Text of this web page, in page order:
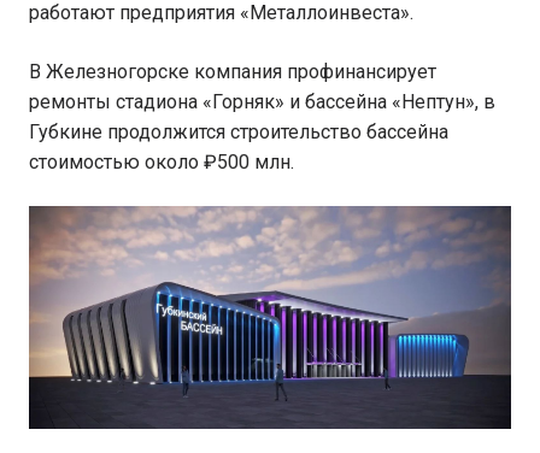
работают предприятия «Металлоинвеста».
В Железногорске компания профинансирует
ремонты стадиона «Горняк» и бассейна «Нептун», в
Губкине продолжится строительство бассейна
стоимостью около ₽500 млн.